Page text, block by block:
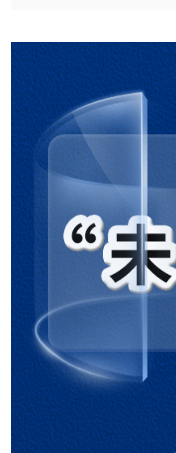
第一节：地球的宇宙环境
第二节：地球与地球仪
第三节：地球的运动
第二章：地图
第一节：地图的阅读
第二节：地形图的判读
第三节：地图的选择与应用
【跨学科主题学习】美化校园
第三章：陆地和海洋
第一节：大洲和大洋
第二节：世界的地形
第三节：海陆的变迁
第四章：天气与气候
第一节：多变的天气
第二节：气温的变化与分布
第三节：降水的变化与分布
第四节：世界的气候
第五章：居民与文化